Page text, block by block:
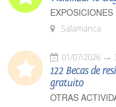
EXPOSICIONES
Salamanca
01/07/2026
122 Becas de
gratuito
OTRAS